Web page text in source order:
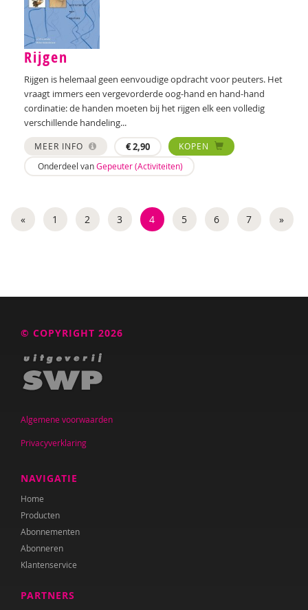
Martine Broekhuizen
Daphne Broer
Marik Broere
Miranda Bron
Lola Brouwer
Helma Brouwers
Ymke de Bruijn
Marieke Bruil
Arie de Bruin
Wouter Bulckaert
Sophie Burgers-Van Loon
Marianne Busser
Bob Buyse
Johnny van Cadsand
Nathalie Camacho
Roxanna Camfferman
Rijgen
Rijgen is helemaal geen eenvoudige opdracht voor peuters. Het
vraagt immers een vergevorderde oog-hand en hand-hand
cordinatie: de handen moeten bij het rijgen elk een volledig
verschillende handeling...
MEER INFO €2,90
KOPEN
Onderdeel vanGepeuter (Activiteiten)
« 1 2 3 4 5 6 7 »
© COPYRIGHT 2026
Algemene voorwaarden
Privacyverklaring
NAVIGATIE
Home
Producten
Abonnementen
Abonneren
Klantenservice
PARTNERS